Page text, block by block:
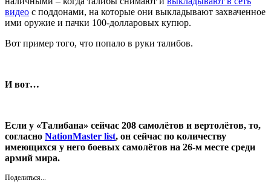
видео с поддонами, на которые они выкладывают захваченное
ими оружие и пачки 100-долларовых купюр.
Вот пример того, что попало в руки талибов.
И вот…
Если у «Талибана» сейчас 208 самолётов и вертолётов, то,
согласно NationMaster list, он сейчас по количеству
имеющихся у него боевых самолётов на 26-м месте среди
армий мира.
Поделиться...